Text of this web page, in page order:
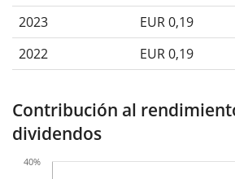
2023
EUR 0,19
2022
EUR 0,19
Contribución al
dividendos
40%